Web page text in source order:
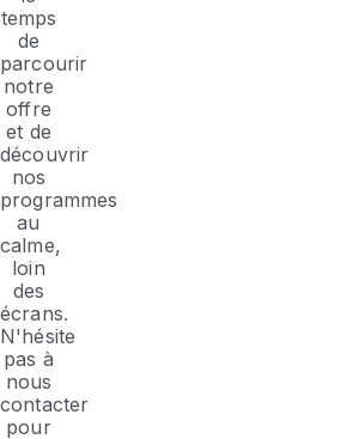
temps
de
parcourir
notre
offre
et de
découvrir
nos
programmes
au
calme,
loin
des
écrans.
N'hésite
pas à
nous
contacter
pour